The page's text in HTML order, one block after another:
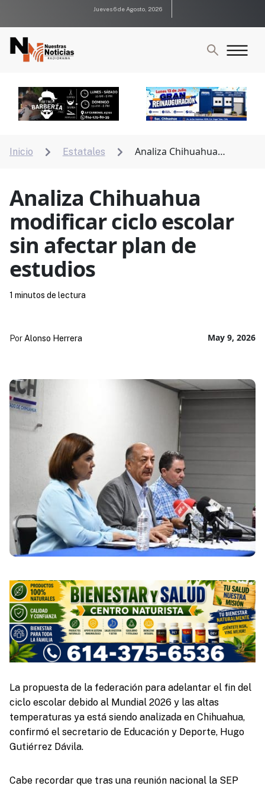
Jueves 6 de Agosto, 2026
Inicio  Estatales 
Analiza Chihuahua
Analiza Chihuahua
modificar ciclo escolar
sin afectar plan de
estudios
May 9, 2026
Por Alonso Herrera
1 minutos de lectura
La propuesta de la federación para adelantar el fin del
ciclo escolar debido al Mundial 2026 y las altas
temperaturas ya está siendo analizada en Chihuahua,
confirmó el secretario de Educación y Deporte, Hugo
Gutiérrez Dávila.
Cabe recordar que tras una reunión nacional la SEP